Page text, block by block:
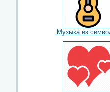
Музыка из